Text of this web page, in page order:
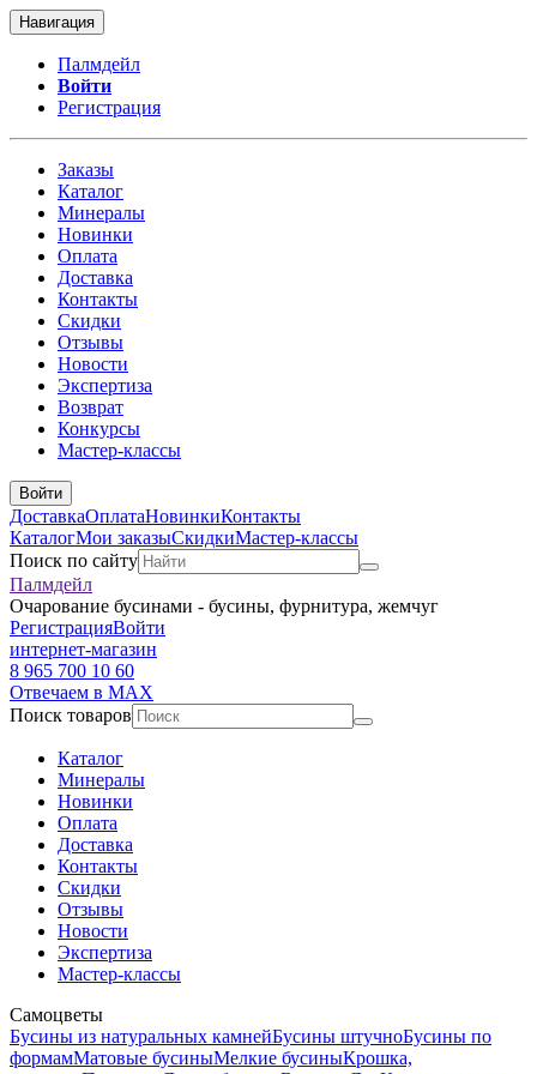
Навигация
Палмдейл
Войти
Регистрация
Заказы
Каталог
Минералы
Новинки
Оплата
Доставка
Контакты
Скидки
Отзывы
Новости
Экспертиза
Возврат
Конкурсы
Мастер-классы
Войти
ДоставкаОплатаНовинкиКонтакты
КаталогМои заказыСкидкиМастер-классы
Поиск по сайту
Палмдейл
Очарование бусинами - бусины, фурнитура, жемчуг
РегистрацияВойти
интернет-магазин
8 965 700 10 60
Отвечаем в MAX
Поиск товаров
Каталог
Минералы
Новинки
Оплата
Доставка
Контакты
Скидки
Отзывы
Новости
Экспертиза
Мастер-классы
Самоцветы
Бусины из натуральных камнейБусины штучноБусины по
формамМатовые бусиныМелкие бусиныКрошка,